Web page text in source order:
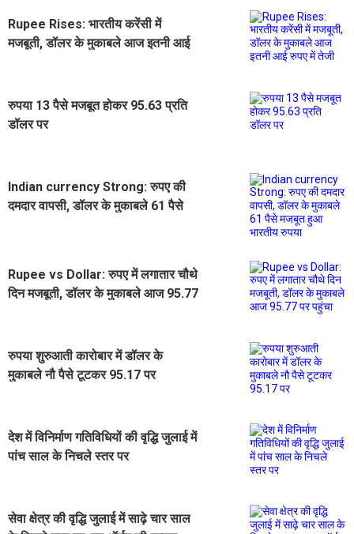
Rupee Rises: भारतीय करेंसी में
मजबूती, डॉलर के मुकाबले आज इतनी आई
रुपया 13 पैसे मजबूत होकर 95.63 प्रति
डॉलर पर
Indian currency Strong: रुपए की
दमदार वापसी, डॉलर के मुकाबले 61 पैसे
Rupee vs Dollar: रुपए में लगातार चौथे
दिन मजबूती, डॉलर के मुकाबले आज 95.77
रुपया शुरुआती कारोबार में डॉलर के
मुकाबले नौ पैसे टूटकर 95.17 पर
देश में विनिर्माण गतिविधियों की वृद्धि जुलाई में
पांच साल के निचले स्तर पर
सेवा क्षेत्र की वृद्धि जुलाई में साढ़े चार साल